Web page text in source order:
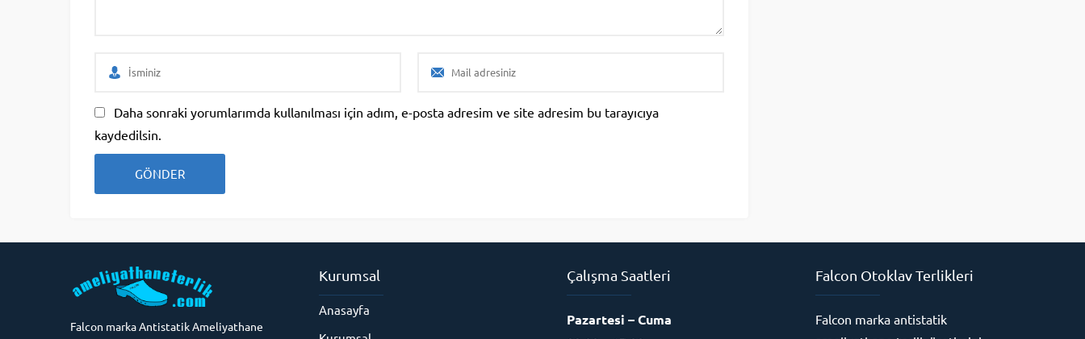
Daha sonraki yorumlarımda kullanılması için adım, e-posta adresim ve site adresim bu tarayıcıya
kaydedilsin.
Falcon marka Antistatik Ameliyathane
Kurumsal
Anasayfa
Çalışma Saatleri
Pazartesi – Cuma
Falcon Otoklav Terlikleri
Falcon marka antistatik